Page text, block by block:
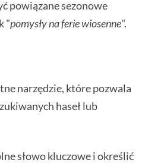
powiązane sezonowe
"pomysły na ferie wiosenne".
narzędzie, które pozwala
haseł lub
słowo kluczowe i określić